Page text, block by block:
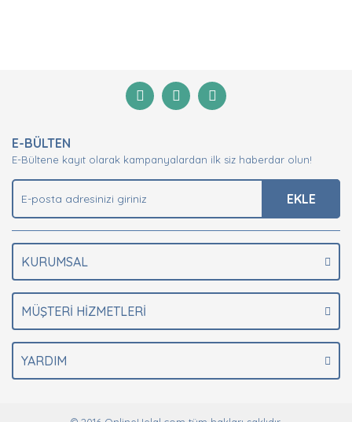
Yorum Yaz
Görüş ve önerileriniz için teşekkür ederiz.
Ürün açıklamasında eksik bilgiler bulunuyor.
Ürün bilgilerinde hatalar bulunuyor.
E-BÜLTEN
E-Bültene kayıt olarak kampanyalardan ilk siz haberdar olun!
EKLE
KURUMSAL
MÜŞTERİ HİZMETLERİ
YARDIM